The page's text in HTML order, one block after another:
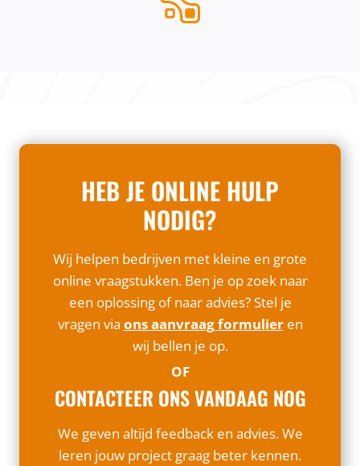
HEB JE ONLINE HULP
NODIG?
Wij helpen bedrijven met kleine en grote
online vraagstukken. Ben je op zoek naar
een oplossing of naar advies? Stel je
vragen via ons aanvraag formulieren
wij bellen je op.
OF
CONTACTEER ONS VANDAAG NOG
We geven altijd feedback en advies. We
leren jouw project graag beter kennen.